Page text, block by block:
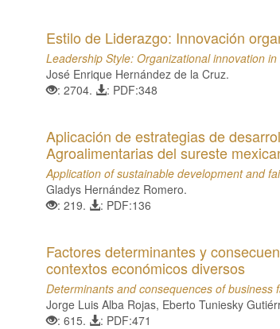
Estilo de Liderazgo: Innovación
Leadership Style: Organizational innovation
José Enrique Hernández de la Cruz.
: 2704.
: PDF:348
Aplicación de estrategias de
Agroalimentarias del sureste
Application of sustainable development and
Gladys Hernández Romero.
: 219.
: PDF:136
Factores determinantes y
contextos económicos diversos
Determinants and consequences of
Jorge Luis Alba Rojas, Eberto Tuniesky
: 615.
: PDF:471